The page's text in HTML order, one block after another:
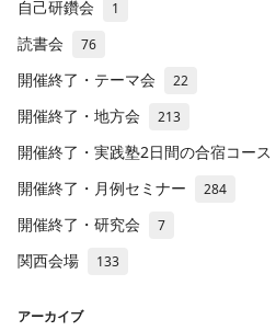
自己研鑽会 1
読書会 76
開催終了・テーマ会 22
開催終了・地方会 213
開催終了・実践塾2日間の合宿コース
開催終了・月例セミナー 284
開催終了・研究会 7
関西会場 133
アーカイブ